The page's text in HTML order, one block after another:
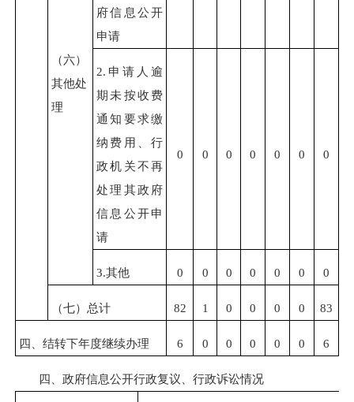
（六）
其他处
理
府信息公开
申请
2.申请人逾
期未按收费
通知要求缴
纳费用、行
政机关不再
处理其政府
信息公开申
请
0 0 0 0 0 0 0
3.其他 0 0 0 0 0 0 0
（七）总计 82 1 0 0 0 0 83
四、结转下年度继续办理 6 0 0 0 0 0 6
四、政府信息公开行政复议、行政诉讼情况